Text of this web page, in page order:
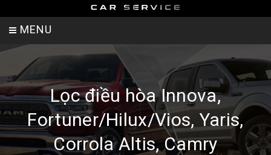
MENU
TRANG CHỦ DỊCH VỤ SẢN PHẨM
HỖ TRỢ SETUP GARA LIÊN HỆ
Lọc điều hòa Innova,
Fortuner/Hilux/Vios, Yaris,
Corrola Altis, Camry